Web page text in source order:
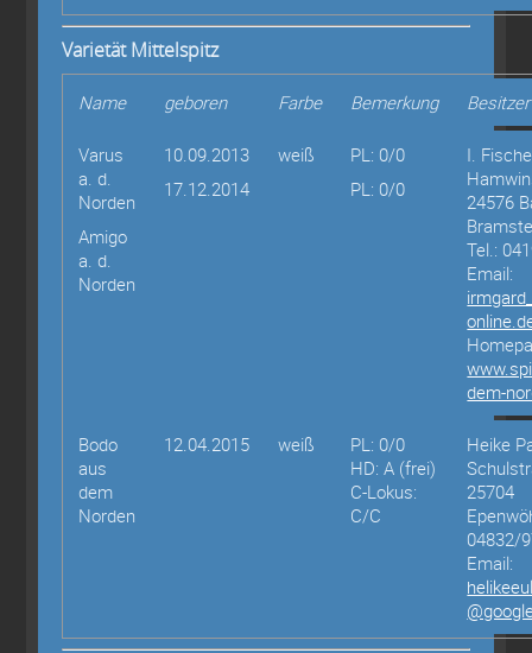
Varietät Mittelspitz
Name geboren Farbe Bemerkung Besitzer
Varus
a. d.
Norden
Amigo
a. d.
Norden
10.09.2013
17.12.2014
weiß
PL: 0/0
PL: 0/0
I.
24576
Tel.:
Email:
dem-
Bodo
aus
dem
Norden
12.04.2015 weiß
PL: 0/0
HD: A (frei)
C-Lokus:
C/C
Heike
25704
04832/
Email: